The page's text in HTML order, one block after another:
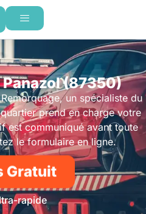
Panazol (87350)
un spécialiste du
prend en charge votre
est communiqué avant toute
le formulaire en ligne.
Gratuit
rapide